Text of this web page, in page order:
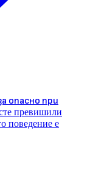
опасно при
превишили
поведение е